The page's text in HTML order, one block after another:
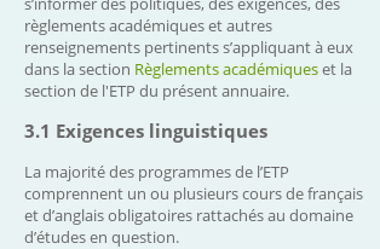
règlements académiques et autres
renseignements pertinents s’appliquant à eux
dans la section Règlements académiqueset la
section de l'ETP du présent annuaire.
3.1 Exigences linguistiques
La majorité des programmes de l’ETP
comprennent un ou plusieurs cours de français
et d’anglais obligatoires rattachés au domaine
d’études en question.